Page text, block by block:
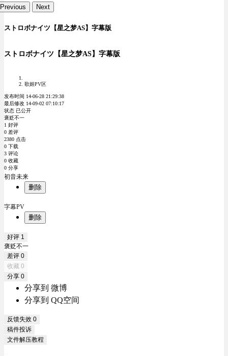
Previous Next
ストロボナイツ【星之梦AS】字幕版
ストロボナイツ【星之梦AS】字幕版
歌姬PV区
发布时间 14-06-28 21:29:38
最后修改 14-09-02 07:10:17
状态 已公开
褒贬不一
1 好评
0 差评
2380 点击
0 下载
3 评论
0 收藏
0 分享
初音未来
删除
字幕PV
删除
好评 1
褒贬不一
差评 0
收藏 0
分享 0
分享到 微博
分享到 QQ空间
反馈失效 0
稿件投诉
文件解压教程